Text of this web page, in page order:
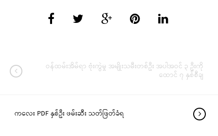
ဝန်ထမ်းအိမ်ရာ ဗုံးကွဲမှု အမျိုးသမီးတစ်ဦး အပါအဝင် ၃ ဦးကို
ထောင် ၇ နှစ်စီချ
ကလေး PDF နှစ်ဦး ဖမ်းဆီး သတ်ဖြတ်ခံရ